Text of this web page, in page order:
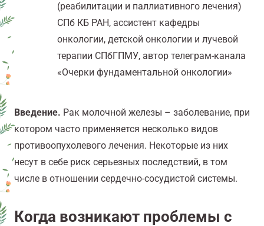
(реабилитации и паллиативного лечения)
СПб КБ РАН, ассистент кафедры
онкологии, детской онкологии и лучевой
терапии СПбГПМУ, автор телеграм-канала
«Очерки фундаментальной онкологии»
Введение. Рак молочной железы – заболевание, при
котором часто применяется несколько видов
противоопухолевого лечения. Некоторые из них
несут в себе риск серьезных последствий, в том
числе в отношении сердечно-сосудистой системы.
Когда возникают проблемы с